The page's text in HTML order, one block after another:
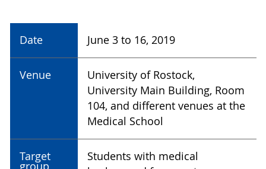
Date June 3 to 16, 2019
Venue
University of Rostock,
University Main Building, Room
104, and different venues at the
Medical School
Target
Students with medical